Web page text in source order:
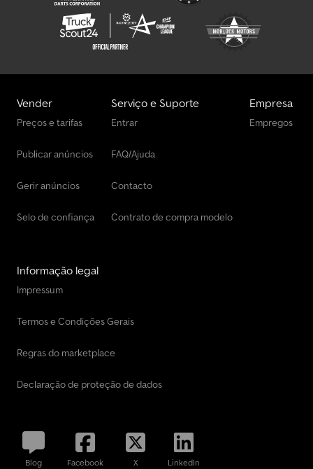
Vender
Preços e tarifas
Publicar anúncios
Gerir anúncios
Selo de confiança
Serviço e Suporte
Entrar
FAQ/Ajuda
Contacto
Contrato de compra modelo
Empresa
Empregos
Informação legal
Impressum
Termos e Condições Gerais
Regras do marketplace
Declaração de proteção de dados
Blog Facebook X LinkedIn